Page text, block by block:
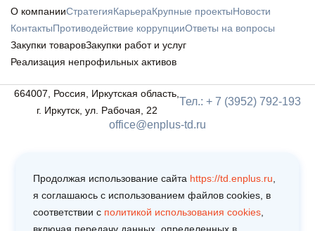
О компанииСтратегияКарьераКрупные проектыНовости
КонтактыПротиводействие коррупцииОтветы на вопросы
Закупки товаровЗакупки работ и услуг
Реализация непрофильных активов
664007, Россия, Иркутская область,
г. Иркутск, ул. Рабочая, 22
Тел.: + 7 (3952) 792-193
office@enplus-td.ru
Продолжая использование сайта https://td.enplus.ru
я соглашаюсь c использованием файлов cookies, в
соответствии c политикой использования cookies